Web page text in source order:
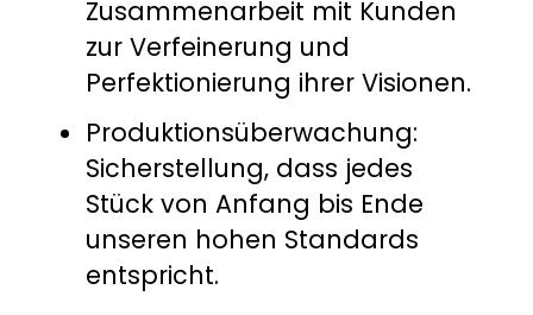
Zusammenarbeit mit Kunden
zur Verfeinerung und
Perfektionierung ihrer Visionen.
Produktionsüberwachung:
Sicherstellung, dass jedes
Stück von Anfang bis Ende
unseren hohen Standards
entspricht.